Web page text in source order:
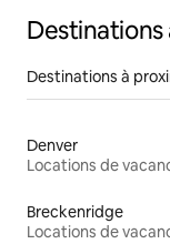
Destinations à
Denver
Locations de
Breckenridge
Locations de